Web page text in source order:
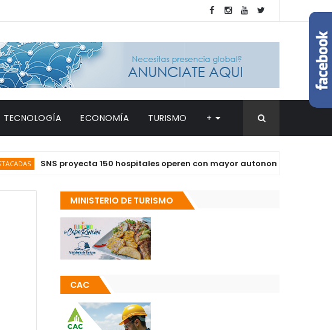
TECNOLOGÍA ECONOMÍA TURISMO +
SNS proyecta 150 hospitales operen con mayor autonomía en los próximos
MINISTERIO DE TURISMO
CAC